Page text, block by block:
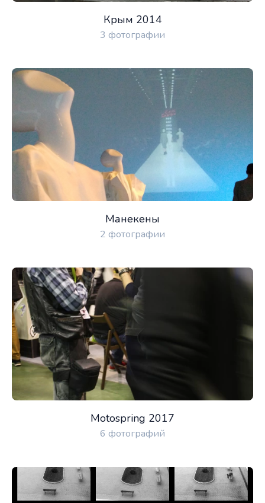
Крым 2014
3 фотографии
Манекены
2 фотографии
Motospring 2017
6 фотографий